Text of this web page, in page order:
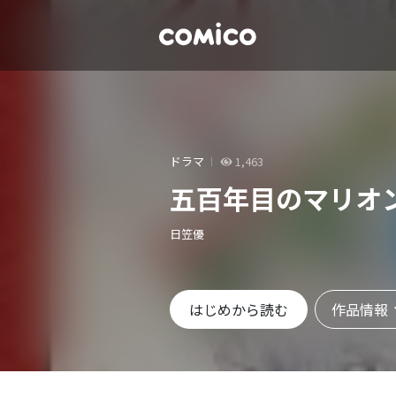
ドラマ 1,463
五百年目のマリオ
日笠優
はじめから読む 作品情報